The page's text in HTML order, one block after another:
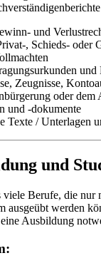
und
, Schieds- oder
Zeugnisse,
oder dem
und -dokumente
Texte / Unterlagen
und
viele Berufe, die nur
ausgeübt werden
Ausbildung